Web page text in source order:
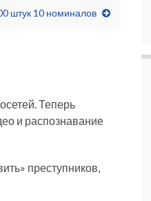
штук 10 номиналов
Теперь
и распознавание
преступников,